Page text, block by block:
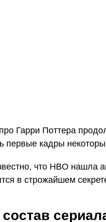
Гарри Поттера
первые кадры
что HBO нашла
в строжайшем